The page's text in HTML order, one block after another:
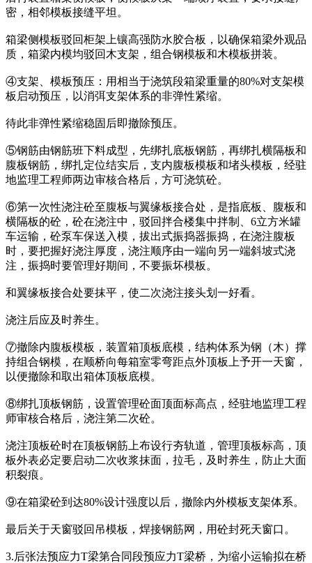
密，相邻模板接缝平坦。
箱梁侧模板驳回柜架上镶高强防水胶合板，以确保箱梁外观品
质，箱梁内模均驳回木支架，组合钢模板和木模板拼装。
④支架、模板预压：用相当于浇筑段箱梁重量的80%对支架模
板启动预压，以消弭支架体系的非弹性紧缩。
待此非弹性紧缩稳固后即撤除预压。
⑤钢筋由钢筋班下料成型，先绑扎底板钢筋，再绑扎横隔板和
腹板钢筋，绑扎定位结实后，支内腹板模板和堵头模板，经驻
地监理工程师两边审核合格后，方可浇筑砼。
⑥第一次性浇注砼至腹板与翼缘板接合处，是指底板、腹板和
横隔板的砼，砼在浇注中，驳回拌合楼集中拌制、6立方米罐
车运输，砼泵车保送入模，拔出式振捣器振捣，在浇注腹板
时，要把握好浇注厚度，浇注顺序由一端向另一端斜坡式浇
注，振捣时要管理好期间，不要振坏模板。
和翼缘板接合处要抹平，使二次浇注接头划一好看。
浇注后应及时养生。
⑦撤除内腹板模板，装置箱顶板底模，结构体系为钢（木）撑
持组合钢模，在顺桥向每箱室零弯距点外顶板上予开一天窗，
以便撤除和取出箱体顶板底模。
⑧绑扎顶板钢筋，设置管理砼面顶面标高点，经驻地监理工程
师审核合格后，浇注第二次砼。
浇注顶板砼时在顶板钢筋上布设行夯轨道，管理顶板标高，顶
板外表必定要启动二次收浆抹面，拉毛，及时养生，防止大面
积裂痕。
⑨在箱梁砼到达80%设计强度以后，撤除内外模板支架体系。
最后关于天窗驳回吊模板，焊接钢筋网，用砼封死天窗口。
3.后张法预应力T梁第合同段预应力T梁桥，为缩小运输拟在桥